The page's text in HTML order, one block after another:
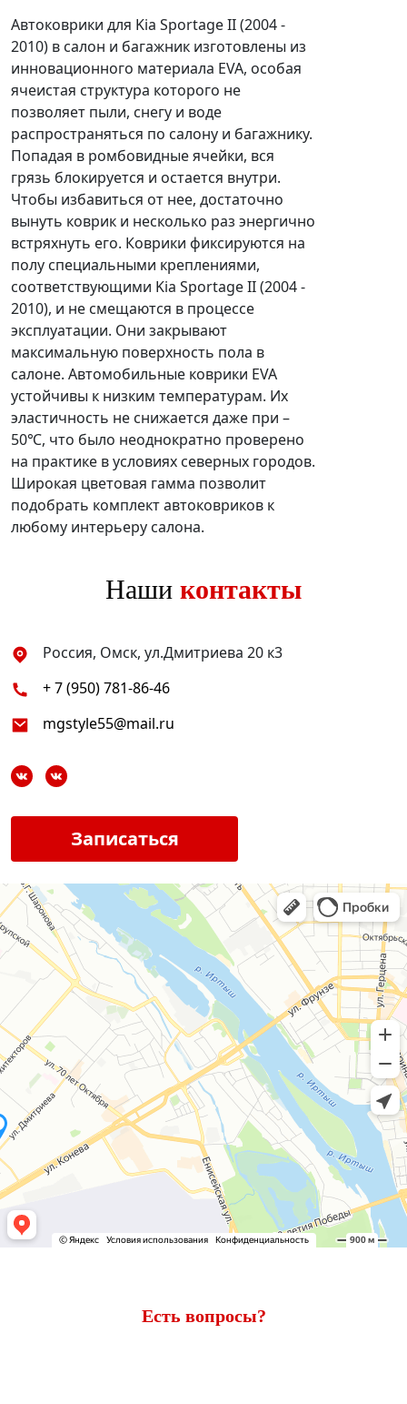
Автоковрики для Kia Sportage II (2004 -
2010) в салон и багажник изготовлены из
инновационного материала EVA, особая
ячеистая структура которого не
позволяет пыли, снегу и воде
распространяться по салону и багажнику.
Попадая в ромбовидные ячейки, вся
грязь блокируется и остается внутри.
Чтобы избавиться от нее, достаточно
вынуть коврик и несколько раз энергично
встряхнуть его. Коврики фиксируются на
полу специальными креплениями,
соответствующими Kia Sportage II (2004 -
2010), и не смещаются в процессе
эксплуатации. Они закрывают
максимальную поверхность пола в
салоне. Автомобильные коврики EVA
устойчивы к низким температурам. Их
эластичность не снижается даже при –
50℃, что было неоднократно проверено
на практике в условиях северных городов.
Широкая цветовая гамма позволит
подобрать комплект автоковриков к
любому интерьеру салона.
Наши контакты
Россия, Омск, ул.Дмитриева 20 к3
+ 7 (950) 781-86-46
mgstyle55@mail.ru
Записаться
Есть вопросы?